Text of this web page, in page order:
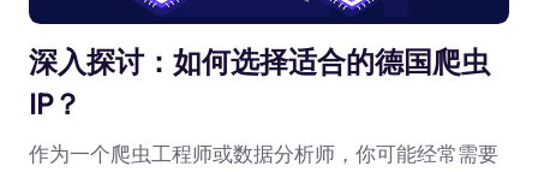
深入探讨：如何选择适合的德国爬虫
IP？
作为一个爬虫工程师或数据分析师，你可能经常需要